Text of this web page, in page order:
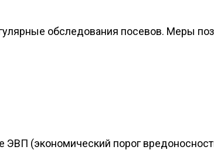
обследования посевов. Меры
(экономический порог